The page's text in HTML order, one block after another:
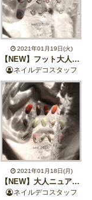
2021年01月19日(火)
【NEW】フット大人ニュアンスデザイン【1月フット定額】
ネイルデコスタッフ
2021年01月18日(月)
【NEW】大人ニュアンスデザイン【1月定額ジェルネイル】
ネイルデコスタッフ